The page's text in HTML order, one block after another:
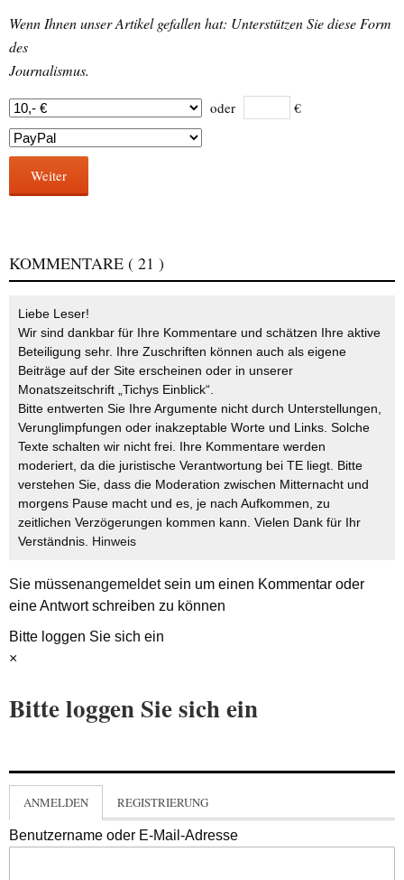
Wenn Ihnen unser Artikel gefallen hat: Unterstützen Sie diese Form
des
Journalismus.
oder €
Weiter
KOMMENTARE ( 21 )
Liebe Leser!
Wir sind dankbar für Ihre Kommentare und schätzen Ihre aktive
Beteiligung sehr. Ihre Zuschriften können auch als eigene
Beiträge auf der Site erscheinen oder in unserer
Monatszeitschrift „Tichys Einblick“.
Bitte entwerten Sie Ihre Argumente nicht durch Unterstellungen,
Verunglimpfungen oder inakzeptable Worte und Links. Solche
Texte schalten wir nicht frei. Ihre Kommentare werden
moderiert, da die juristische Verantwortung bei TE liegt. Bitte
verstehen Sie, dass die Moderation zwischen Mitternacht und
morgens Pause macht und es, je nach Aufkommen, zu
zeitlichen Verzögerungen kommen kann. Vielen Dank für Ihr
Verständnis. Hinweis
Sie müssenangemeldetsein um einen Kommentar oder
eine Antwort schreiben zu können
Bitte loggen Sie sich ein
×
Bitte loggen Sie sich ein
ANMELDEN REGISTRIERUNG
Benutzername oder E-Mail-Adresse